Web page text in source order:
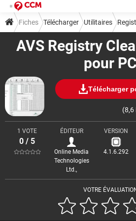
AVS Registry
pour PC
Télécharger
(8,6
VOTRE
1 VOTE
0 / 5
ÉDITEUR
Online Media
Technologies
Ltd.,
VERSION
4.1.6.292
Fiches Télécharger Utilitaires